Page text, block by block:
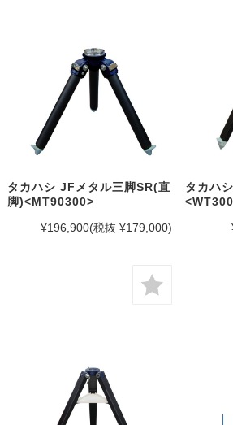
タカハシ JFメタル三脚SR(直
脚)<MT90300>
¥196,900(税抜 ¥179,000)
タカハ